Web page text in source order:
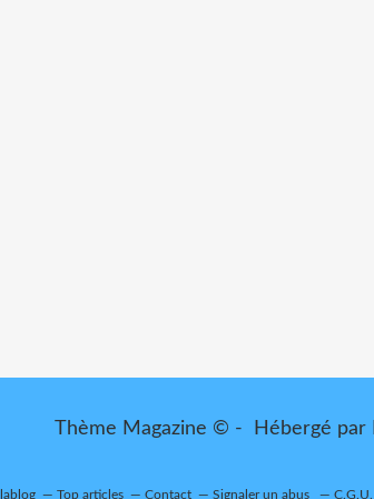
Thème Magazine © - Hébergé par
Top articles Contact Signaler un abus C.G.U.